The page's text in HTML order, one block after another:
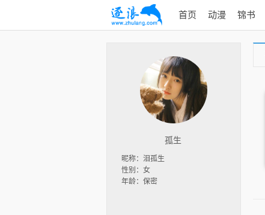
首页 动漫 锦书
孤生
昵称：泪孤生
性别：女
年龄：保密